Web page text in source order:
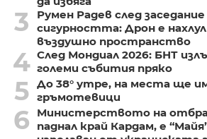
3
Румен Радев след
сигурността: Дрон е
въздушно пространство
4 След Мондиал 2026: БНТ
големи събития пряко
5 До 38° утре, на места ще
гръмотевици
6
Министерството на
паднал край Кардам, е